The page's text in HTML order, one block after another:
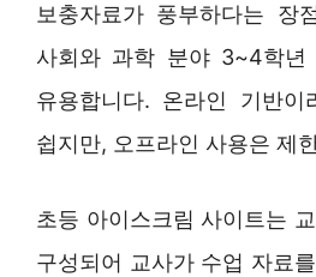
보충자료가 풍부하다는 장
사회와 과학 분야 3~4학년
유용합니다. 온라인 기반이
쉽지만, 오프라인 사용은 제
초등 아이스크림 사이트는
구성되어 교사가 수업 자료